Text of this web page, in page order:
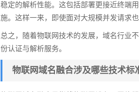
稳定的解析性能。这包括部署更接近终端
施。这样一来，即使面对大规模并发请求
总之，随着物联网技术的发展，域名行业
份认证与解析服务。
物联网域名融合涉及哪些技术标